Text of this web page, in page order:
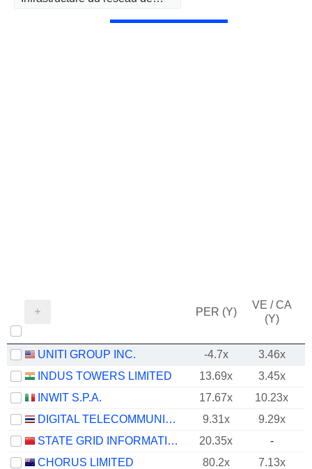
PER (Y)
VE / CA
(Y)
UNITI GROUP INC. -4.7x
3.46x
INDUS TOWERS LIMITED
13.69x
3.45x
INWIT S.P.A.
17.67x 10.23x
DIGITAL TELECOMMUNICATIONS INFRASTRUCTURE FUND
9.31x
9.29x
STATE GRID INFORMATION & COMMUNICATION CO., LTD.
20.35x
-
CHORUS LIMITED
80.2x 7.13x